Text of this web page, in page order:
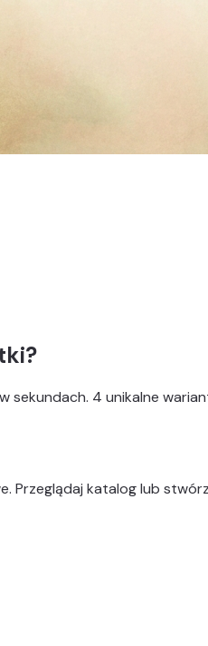
w sekundach. 4 unikalne
Przeglądaj katalog lub